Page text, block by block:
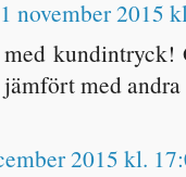
november 2015
kundintryck!
med andra
2015 kl.